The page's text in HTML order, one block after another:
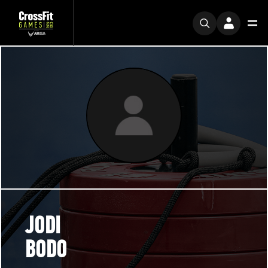
JODI
BODO